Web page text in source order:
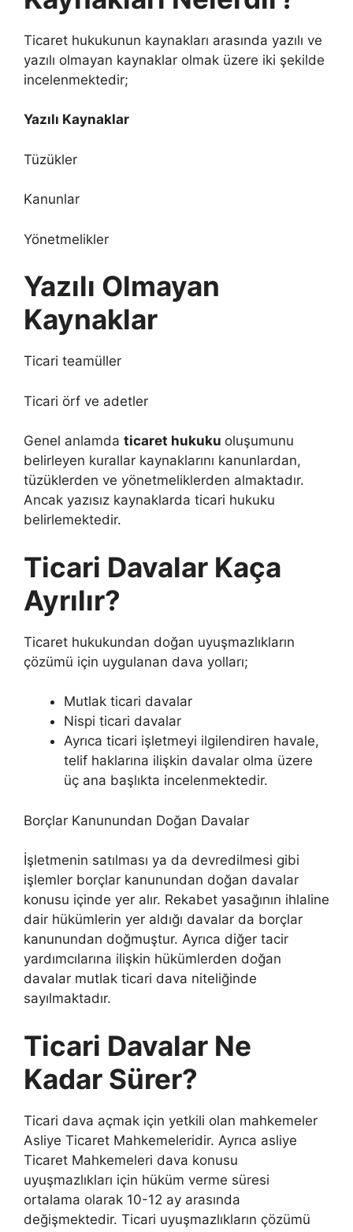
Ticaret hukukunun kaynakları arasında yazılı ve
yazılı olmayan kaynaklar olmak üzere iki şekilde
incelenmektedir;
Yazılı Kaynaklar
Tüzükler
Kanunlar
Yönetmelikler
Yazılı Olmayan
Kaynaklar
Ticari teamüller
Ticari örf ve adetler
Genel anlamda ticaret hukuku oluşumunu
belirleyen kurallar kaynaklarını kanunlardan,
tüzüklerden ve yönetmeliklerden almaktadır.
Ancak yazısız kaynaklarda ticari hukuku
belirlemektedir.
Ticari Davalar Kaça
Ayrılır?
Ticaret hukukundan doğan uyuşmazlıkların
çözümü için uygulanan dava yolları;
Mutlak ticari davalar
Nispi ticari davalar
Ayrıca ticari işletmeyi ilgilendiren havale,
telif haklarına ilişkin davalar olma üzere
üç ana başlıkta incelenmektedir.
Borçlar Kanunundan Doğan Davalar
İşletmenin satılması ya da devredilmesi gibi
işlemler borçlar kanunundan doğan davalar
konusu içinde yer alır. Rekabet yasağının ihlaline
dair hükümlerin yer aldığı davalar da borçlar
kanunundan doğmuştur. Ayrıca diğer tacir
yardımcılarına ilişkin hükümlerden doğan
davalar mutlak ticari dava niteliğinde
sayılmaktadır.
Ticari Davalar Ne
Kadar Sürer?
Ticari dava açmak için yetkili olan mahkemeler
Asliye Ticaret Mahkemeleridir. Ayrıca asliye
Ticaret Mahkemeleri dava konusu
uyuşmazlıkları için hüküm verme süresi
ortalama olarak 10-12 ay arasında
değişmektedir. Ticari uyuşmazlıkların çözümü